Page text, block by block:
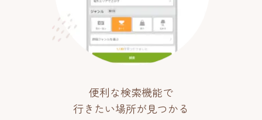
便利な検索機能で
行きたい場所が見つかる